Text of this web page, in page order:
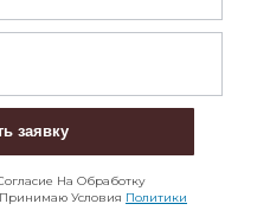
заявку
На Обработку
Условия Политики